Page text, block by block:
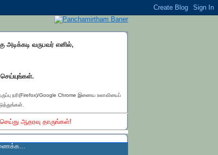
அடிக்கடி வருபவர் எனில்,
செய்யுங்கள்.
நரி(Firefox)/Google Chrome இணைய உலாவியைப்
ஆதரவு தாருங்கள்!